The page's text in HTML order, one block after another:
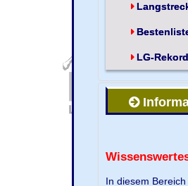
LG-
In diesem Bereich